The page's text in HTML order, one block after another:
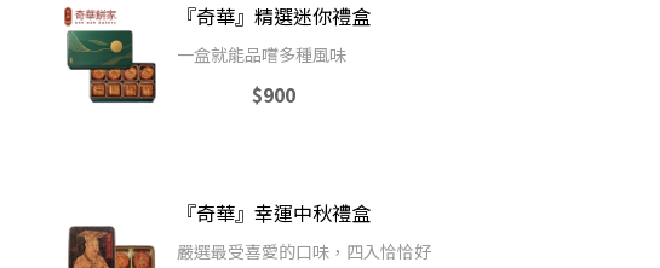
『奇華』精選迷你禮盒
一盒就能品嚐多種風味
$900
『奇華』幸運中秋禮盒
嚴選最受喜愛的口味，四入恰恰好